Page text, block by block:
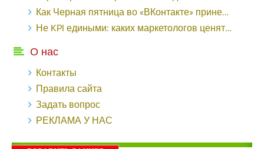
Как Черная пятница во «ВКонтакте» принесла магазину подарков 221 продажу по цене 38 рублей - «Заработок»
Не KPI едиными: каких маркетологов ценят - «Заработок»
О нас
Контакты
Правила сайта
Задать вопрос
РЕКЛАМА У НАС